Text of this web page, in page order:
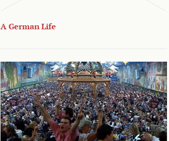
A German Life